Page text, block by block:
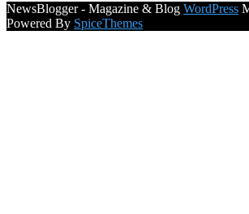
NewsBlogger - Magazine & Blog WordPress
Powered By SpiceThemes